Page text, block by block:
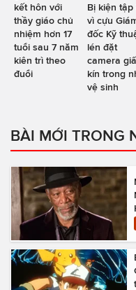
kết hôn với
thầy giáo chủ
nhiệm hơn 17
tuổi sau 7 năm
kiên trì theo
đuổi
Bị kiện tập
vì cựu
đốc Kỹ
lén đặt
camera
kín trong
vệ sinh
BÀI MỚI TRONG